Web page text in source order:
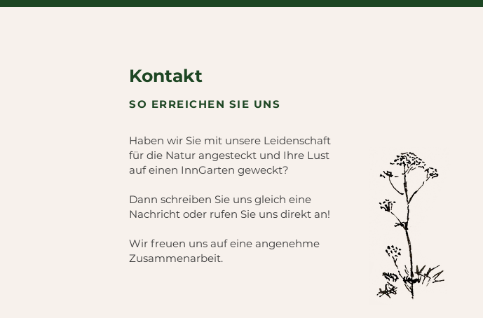
Kontakt
SO ERREICHEN SIE UNS
Haben wir Sie mit unsere Leidenschaft
für die Natur angesteckt und Ihre Lust
auf einen InnGarten geweckt?
Dann schreiben Sie uns gleich eine
Nachricht oder rufen Sie uns direkt an!
Wir freuen uns auf eine angenehme
Zusammenarbeit.